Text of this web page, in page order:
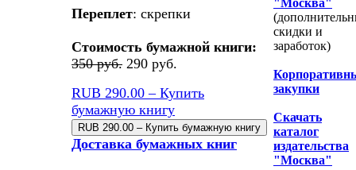
Переплет: скрепки
Стоимость бумажной книги:
350 руб. 290 руб.
RUB 290.00 – Купить
бумажную книгу
Доставка бумажных книг
скидки и
заработок)
закупки
Скачать
каталог
издательства
"Москва"